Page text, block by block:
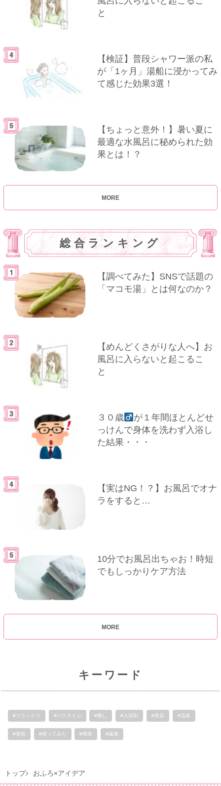
と
【検証】普段シャワー派の私
が「1ヶ月」湯船に浸かってみ
て感じた効果3選！
【ちょっと意外！】暑い夏に
最適な水風呂に秘められた効
果とは！？
MORE
総合ランキング
【調べてみた】SNSで話題の
「マコモ湯」とは何なのか？
【めんどくさがりな人へ】お
風呂に入らないと起こるこ
と
３０歳
が１年間ほとんどせ
っけんで身体を洗わず入浴し
た結果・・・
【実はNG！？】お風呂でオナ
ラをすると…
10分でお風呂出ちゃお！時短
でもしっかりケア方法
MORE
キーワード
#リラックス #バスタイム #癒し #入浴剤 #美容 #温泉
#美肌 #使ってみた #簡単 #健康
トップ おふろ×アイデア